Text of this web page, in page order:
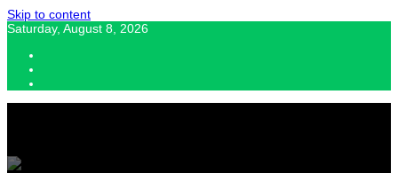
Skip to content
Saturday, August 8, 2026